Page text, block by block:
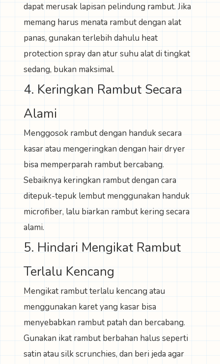
dapat merusak lapisan pelindung rambut. Jika
memang harus menata rambut dengan alat
panas, gunakan terlebih dahulu heat
protection spray dan atur suhu alat di tingkat
sedang, bukan maksimal.
4. Keringkan Rambut Secara
Alami
Menggosok rambut dengan handuk secara
kasar atau mengeringkan dengan hair dryer
bisa memperparah rambut bercabang.
Sebaiknya keringkan rambut dengan cara
ditepuk-tepuk lembut menggunakan handuk
microfiber, lalu biarkan rambut kering secara
alami.
5. Hindari Mengikat Rambut
Terlalu Kencang
Mengikat rambut terlalu kencang atau
menggunakan karet yang kasar bisa
menyebabkan rambut patah dan bercabang.
Gunakan ikat rambut berbahan halus seperti
satin atau silk scrunchies, dan beri jeda agar